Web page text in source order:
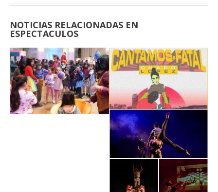
NOTICIAS RELACIONADAS EN
ESPECTACULOS